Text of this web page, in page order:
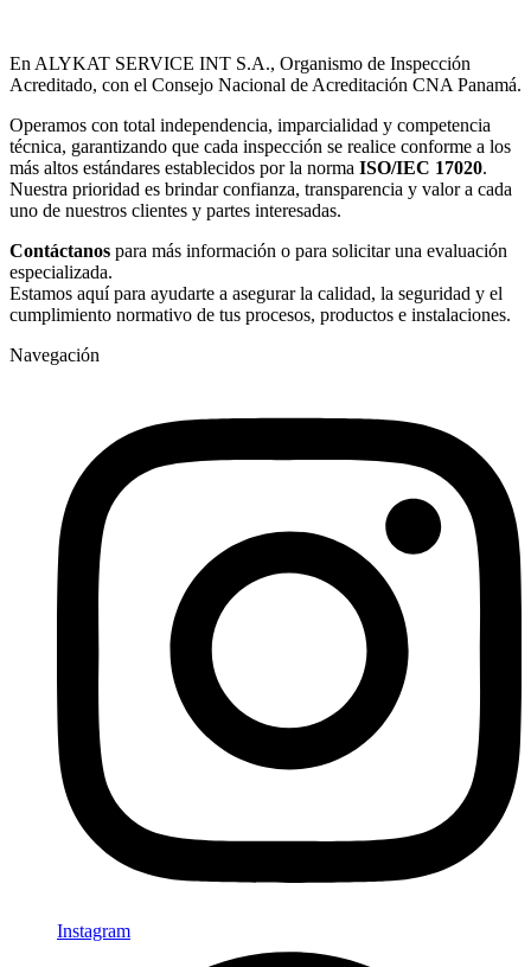
En ALYKAT SERVICE INT S.A., Organismo de Inspección
Acreditado, con el Consejo Nacional de Acreditación CNA Panamá.
Operamos con total independencia, imparcialidad y competencia
técnica, garantizando que cada inspección se realice conforme a los
más altos estándares establecidos por la norma ISO/IEC 17020.
Nuestra prioridad es brindar confianza, transparencia y valor a cada
uno de nuestros clientes y partes interesadas.
Contáctanos para más información o para solicitar una evaluación
especializada.
Estamos aquí para ayudarte a asegurar la calidad, la seguridad y el
cumplimiento normativo de tus procesos, productos e instalaciones.
Navegación
Instagram